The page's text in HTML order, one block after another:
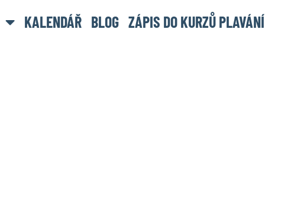
KALENDÁŘ BLOG ZÁPIS DO KURZŮ PLAVÁNÍ